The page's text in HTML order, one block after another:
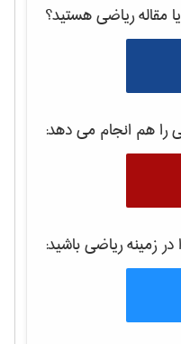
مقالهرياضیهستید؟
را هم انجام می دهد:
زمینهرياضیباشید: